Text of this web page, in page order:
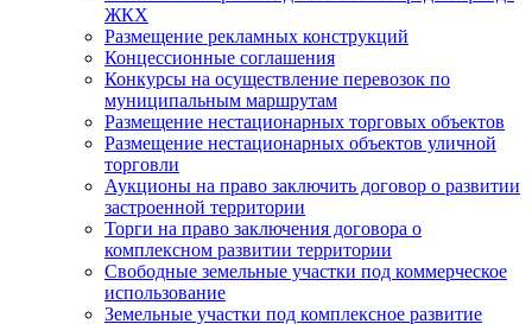
ЖКХ
Размещение рекламных конструкций
Концессионные соглашения
Конкурсы на осуществление перевозок по
муниципальным маршрутам
Размещение нестационарных торговых объектов
Размещение нестационарных объектов уличной
торговли
Аукционы на право заключить договор о развитии
застроенной территории
Торги на право заключения договора о
комплексном развитии территории
Свободные земельные участки под коммерческое
использование
Земельные участки под комплексное развитие